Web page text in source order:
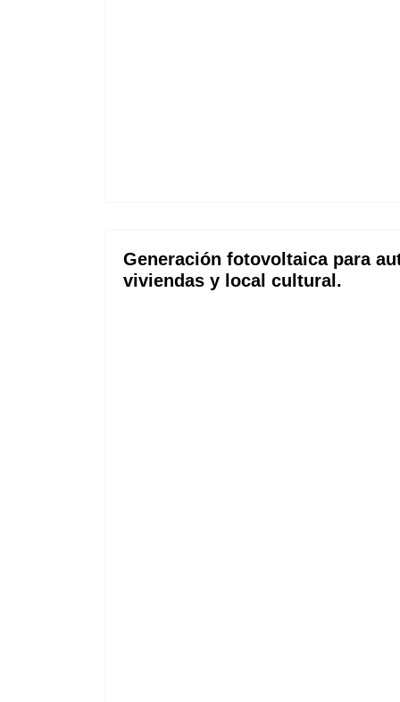
Generación fotovoltaica para
viviendas y local cultural.